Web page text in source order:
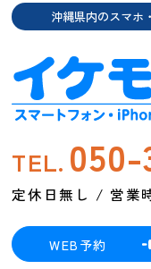
沖縄県内のスマホ
TEL. 050-
定休日無し / 営業
WEB予約